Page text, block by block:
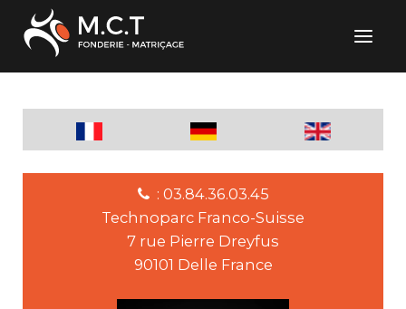
: 03.84.36.03.45
Technoparc Franco-Suisse
7 rue Pierre Dreyfus
90101 Delle France